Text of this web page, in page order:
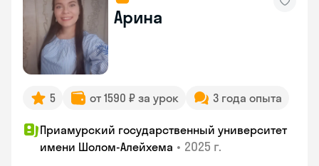
Арина
5 от 1590 ₽ за урок 3 года опыта
Приамурский государственный университет
имени Шолом-Алейхема • 2025 г.